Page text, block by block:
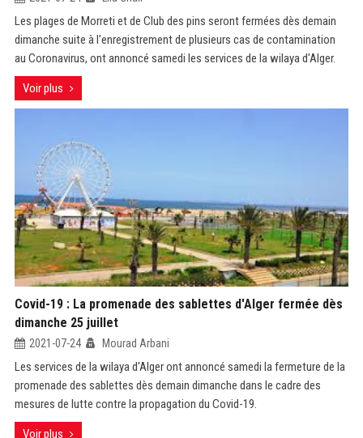
Les plages de Morreti et de Club des pins seront fermées dès demain
dimanche suite à l'enregistrement de plusieurs cas de contamination
au Coronavirus, ont annoncé samedi les services de la wilaya d'Alger.
Voir plus
Covid-19 : La promenade des sablettes d'Alger fermée dès
dimanche 25 juillet
2021-07-24 Mourad Arbani
Les services de la wilaya d'Alger ont annoncé samedi la fermeture de la
promenade des sablettes dès demain dimanche dans le cadre des
mesures de lutte contre la propagation du Covid-19.
Voir plus